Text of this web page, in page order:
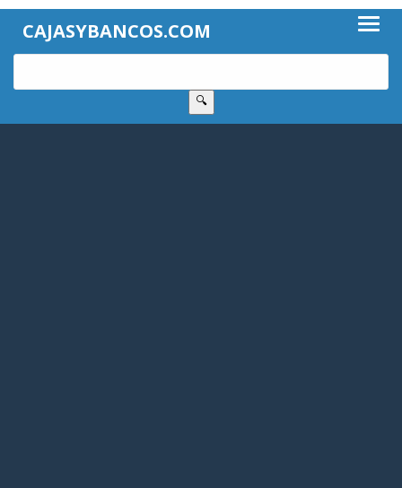
CAJASYBANCOS.COM
🔍